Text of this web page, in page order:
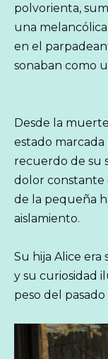
polvorienta,
una
en el
sonaban como
Desde la
estado marcada
recuerdo de su
dolor constante
de la pequeña
aislamiento.
Su hija Alice era
y su curiosidad
peso del